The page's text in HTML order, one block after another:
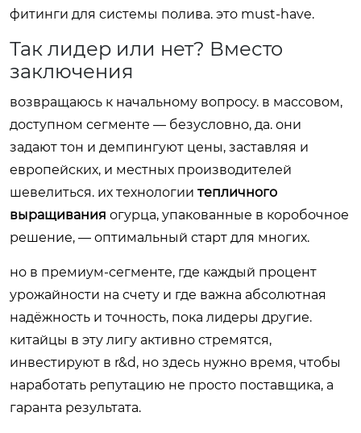
фитинги для системы полива. это must-have.
Так лидер или нет? Вместо
заключения
возвращаюсь к начальному вопросу. в массовом,
доступном сегменте — безусловно, да. они
задают тон и демпингуют цены, заставляя и
европейских, и местных производителей
шевелиться. их технологии тепличного
выращивания огурца, упакованные в коробочное
решение, — оптимальный старт для многих.
но в премиум-сегменте, где каждый процент
урожайности на счету и где важна абсолютная
надёжность и точность, пока лидеры другие.
китайцы в эту лигу активно стремятся,
инвестируют в r&d, но здесь нужно время, чтобы
наработать репутацию не просто поставщика, а
гаранта результата.